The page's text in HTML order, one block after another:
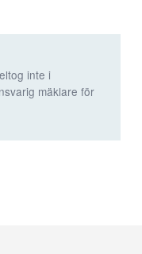
inte i
mäklare för